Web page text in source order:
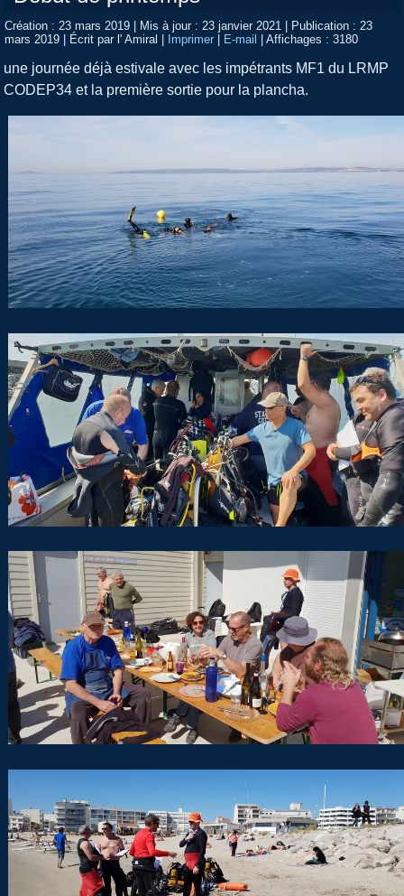
Création : 23 mars 2019 | Mis à jour : 23 janvier 2021 | Publication : 23
mars 2019 | Écrit par l' Amiral | Imprimer | E-mail |Affichages : 3180
une journée déjà estivale avec les impétrants MF1 du LRMP
CODEP34 et la première sortie pour la plancha.